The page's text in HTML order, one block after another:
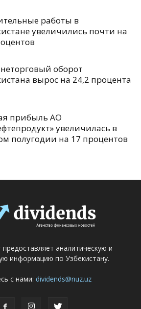
работы в
увеличились почти на
оборот
вырос на 24,2 процента
прибыль АО
увеличилась в
полугодии на 17 процентов
аналитическую и
информацию по Узбекистану.
с нами: dividends@nuz.uz